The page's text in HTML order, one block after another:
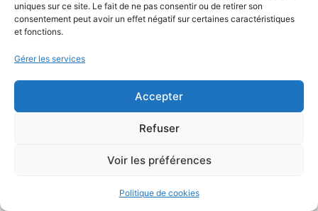
uniques sur ce site. Le fait de ne pas consentir ou de retirer son
consentement peut avoir un effet négatif sur certaines caractéristiques
et fonctions.
Gérer les services
Accepter
Refuser
Voir les préférences
Politique de cookies